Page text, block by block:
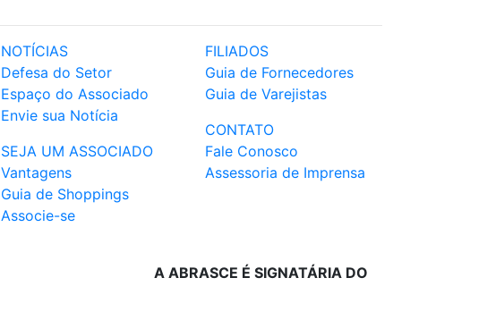
NOTÍCIAS
Defesa do Setor
Espaço do Associado
Envie sua Notícia
SEJA UM ASSOCIADO
Vantagens
Guia de Shoppings
Associe-se
FILIADOS
Guia de Fornecedores
Guia de Varejistas
CONTATO
Fale Conosco
Assessoria de Imprensa
A ABRASCE É SIGNATÁRIA DO